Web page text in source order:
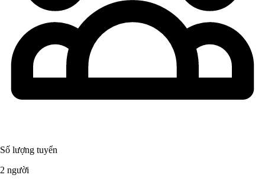
Số lượng tuyển
2 người